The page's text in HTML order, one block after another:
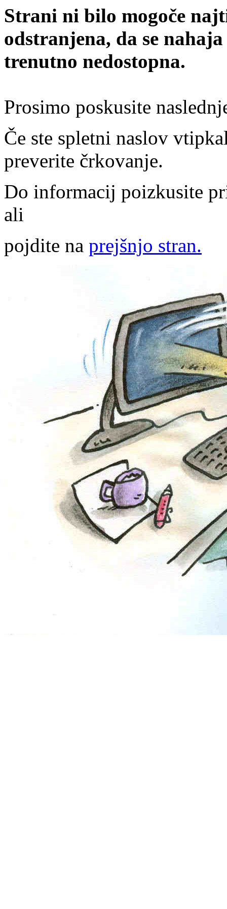
Strani ni bilo mogoče
odstranjena, da se
trenutno nedostopna.
Prosimo poskusite
Če ste spletni naslov
preverite črkovanje.
Do informacij poizkusite
ali
pojdite na prejšnjo stran.